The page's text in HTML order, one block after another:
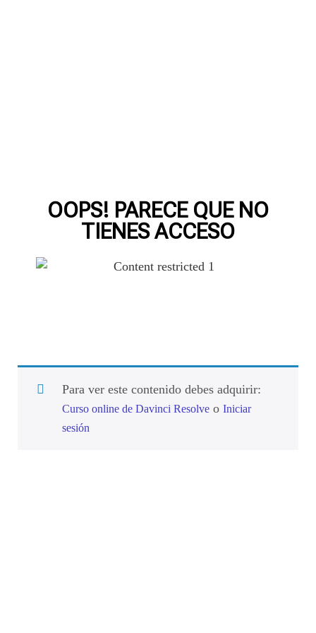
OOPS! PARECE QUE NO
TIENES ACCESO
Para ver este contenido debes adquirir:
Curso online de Davinci Resolve o Iniciar
sesión